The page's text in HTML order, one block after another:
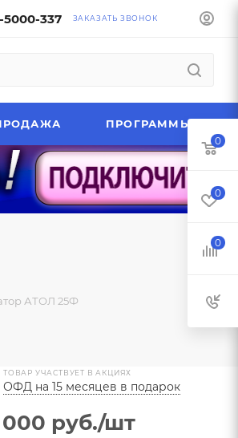
5000-337 ЗАКАЗАТЬ ЗВОНОК
ПРОГРАММЫ
АТОЛ 25Ф
ТОВАР УЧАСТВУЕТ В АКЦИЯХ
ОФД на 15 месяцев в подарок
руб./шт
0
0
0